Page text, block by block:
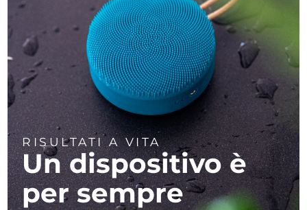
RISULTATI A VITA
Un dispositivo è
per sempre